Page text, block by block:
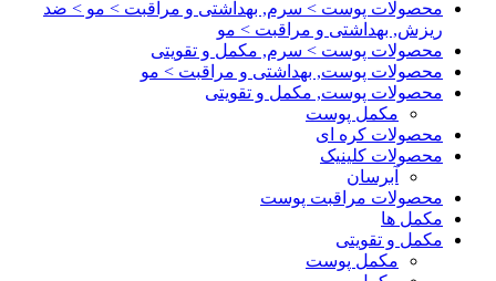
محصولات پوست > سرم, بهداشتی و مراقبت > مو > ضد
ریزش, بهداشتی و مراقبت > مو
محصولات پوست > سرم, مکمل و تقویتی
محصولات پوست, بهداشتی و مراقبت > مو
محصولات پوست, مکمل و تقویتی
مکمل پوست
محصولات کره ای
محصولات کلینیک
آبرسان
محصولات مراقبت پوست
مکمل ها
مکمل و تقویتی
مکمل پوست